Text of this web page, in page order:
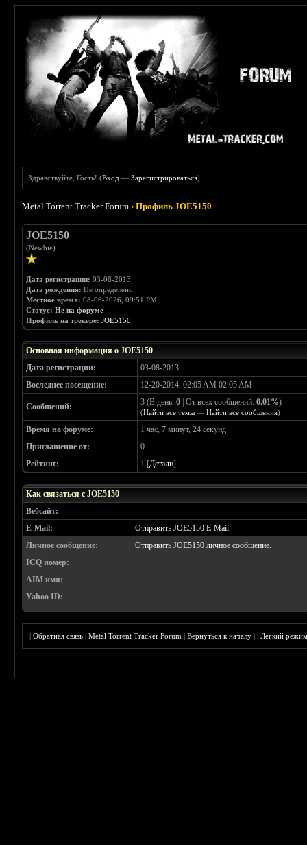
Здравствуйте, Гость! (Вход —Зарегистрироваться)
Metal Torrent Tracker Forum ›Профиль JOE5150
JOE5150
(Newbie)
Дата регистрации: 03-08-2013
Дата рождения: Не определено
Местное время: 08-06-2026, 09:51 PM
Статус: Не на форуме
Профиль на трекере: JOE5150
Основная информация о JOE5150
Дата регистрации:
03-08-2013
Воследнее посещение:
12-20-2014, 02:05 AM 02:05 AM
Сообщений: 3 (В день:0 | От всех сообщений:0.01%)
(Найти все темы —Найти все сообщения)
Время на форуме:
1 час, 7 минут, 24 секунд
Приглашение от:
0
Рейтинг:
1 [Детали]
Как связаться с JOE5150
Вебсайт:
E-Mail:
Отправить JOE5150 E-Mail.
Личное сообщение:
Отправить JOE5150 личное сообщение.
ICQ номер:
AIM имя:
Yahoo ID:
|Обратная связь |Metal Torrent Tracker Forum |Вернуться к началу ||Лёгкий